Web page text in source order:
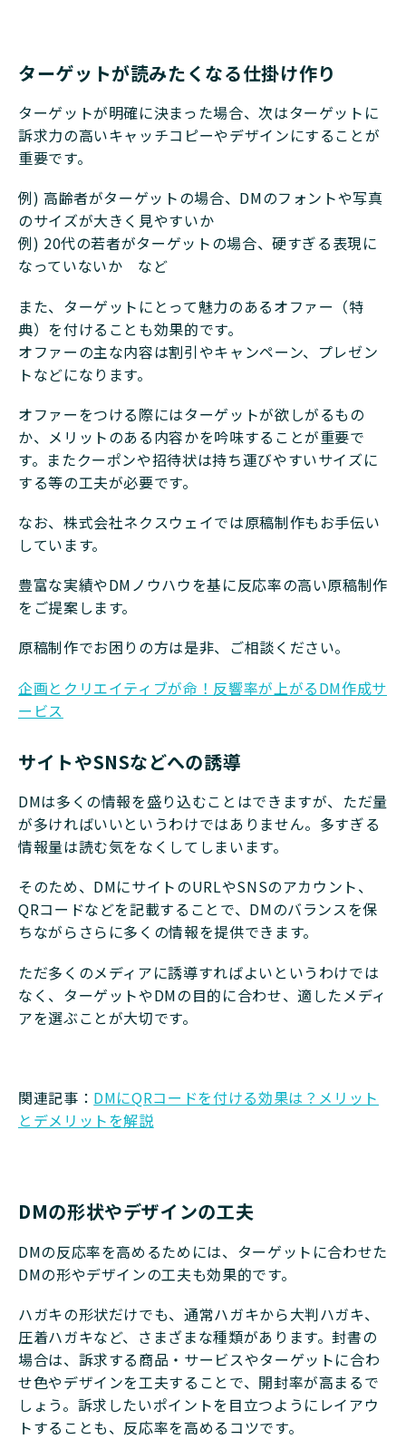
ターゲットが読みたくなる仕掛け作り
ターゲットが明確に決まった場合、次はターゲットに
訴求力の高いキャッチコピーやデザインにすることが
重要です。
例) 高齢者がターゲットの場合、DMのフォントや写真
のサイズが大きく見やすいか
例) 20代の若者がターゲットの場合、硬すぎる表現に
なっていないか など
また、ターゲットにとって魅力のあるオファー（特
典）を付けることも効果的です。
オファーの主な内容は割引やキャンペーン、プレゼン
トなどになります。
オファーをつける際にはターゲットが欲しがるもの
か、メリットのある内容かを吟味することが重要で
す。またクーポンや招待状は持ち運びやすいサイズに
する等の工夫が必要です。
なお、株式会社ネクスウェイでは原稿制作もお手伝い
しています。
豊富な実績やDMノウハウを基に反応率の高い原稿制作
をご提案します。
原稿制作でお困りの方は是非、ご相談ください。
企画とクリエイティブが命！反響率が上がるDM作成サ
ービス
サイトやSNSなどへの誘導
DMは多くの情報を盛り込むことはできますが、ただ量
が多ければいいというわけではありません。多すぎる
情報量は読む気をなくしてしまいます。
そのため、DMにサイトのURLやSNSのアカウント、
QRコードなどを記載することで、DMのバランスを保
ちながらさらに多くの情報を提供できます。
ただ多くのメディアに誘導すればよいというわけでは
なく、ターゲットやDMの目的に合わせ、適したメディ
アを選ぶことが大切です。
関連記事： DMにQRコードを付ける効果は？メリット
とデメリットを解説
DMの形状やデザインの工夫
DMの反応率を高めるためには、ターゲットに合わせた
DMの形やデザインの工夫も効果的です。
ハガキの形状だけでも、通常ハガキから大判ハガキ、
圧着ハガキなど、さまざまな種類があります。封書の
場合は、訴求する商品・サービスやターゲットに合わ
せ色やデザインを工夫することで、開封率が高まるで
しょう。訴求したいポイントを目立つようにレイアウ
トすることも、反応率を高めるコツです。